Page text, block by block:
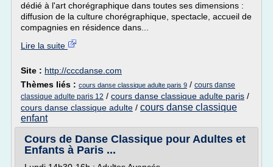
dédié à l'art chorégraphique dans toutes ses dimensions :
diffusion de la culture chorégraphique, spectacle, accueil de
compagnies en résidence dans...
Lire la suite
Site : http://cccdanse.com
Thèmes liés : cours danse classique adulte paris 9 / cours danse
classique adulte paris 12 / cours danse classique adulte paris /
cours danse classique adulte / cours danse classique
enfant
Cours de Danse Classique pour Adultes et
Enfants à Paris ...